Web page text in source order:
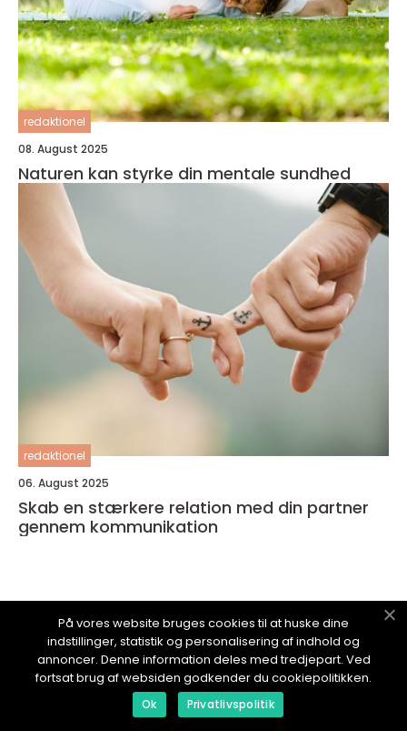
redaktionel
08. August 2025
Naturen kan styrke din mentale sundhed
redaktionel
06. August 2025
Skab en stærkere relation med din partner
gennem kommunikation
SUNDESTEBLOG.dk
På vores website bruges cookies til at huske dine
indstillinger, statistik og personalisering af indhold og
annoncer. Denne information deles med tredjepart. Ved
fortsat brug af websiden godkender du cookiepolitikken.
Ok Privatlivspolitik